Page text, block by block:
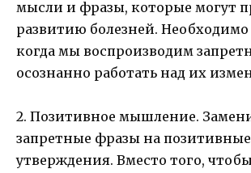
мысли и фразы, которые могут
развитию болезней. Необходимо
когда мы воспроизводим
осознанно работать над их
2. Позитивное мышление.
запретные фразы на позитивные
утверждения. Вместо того,